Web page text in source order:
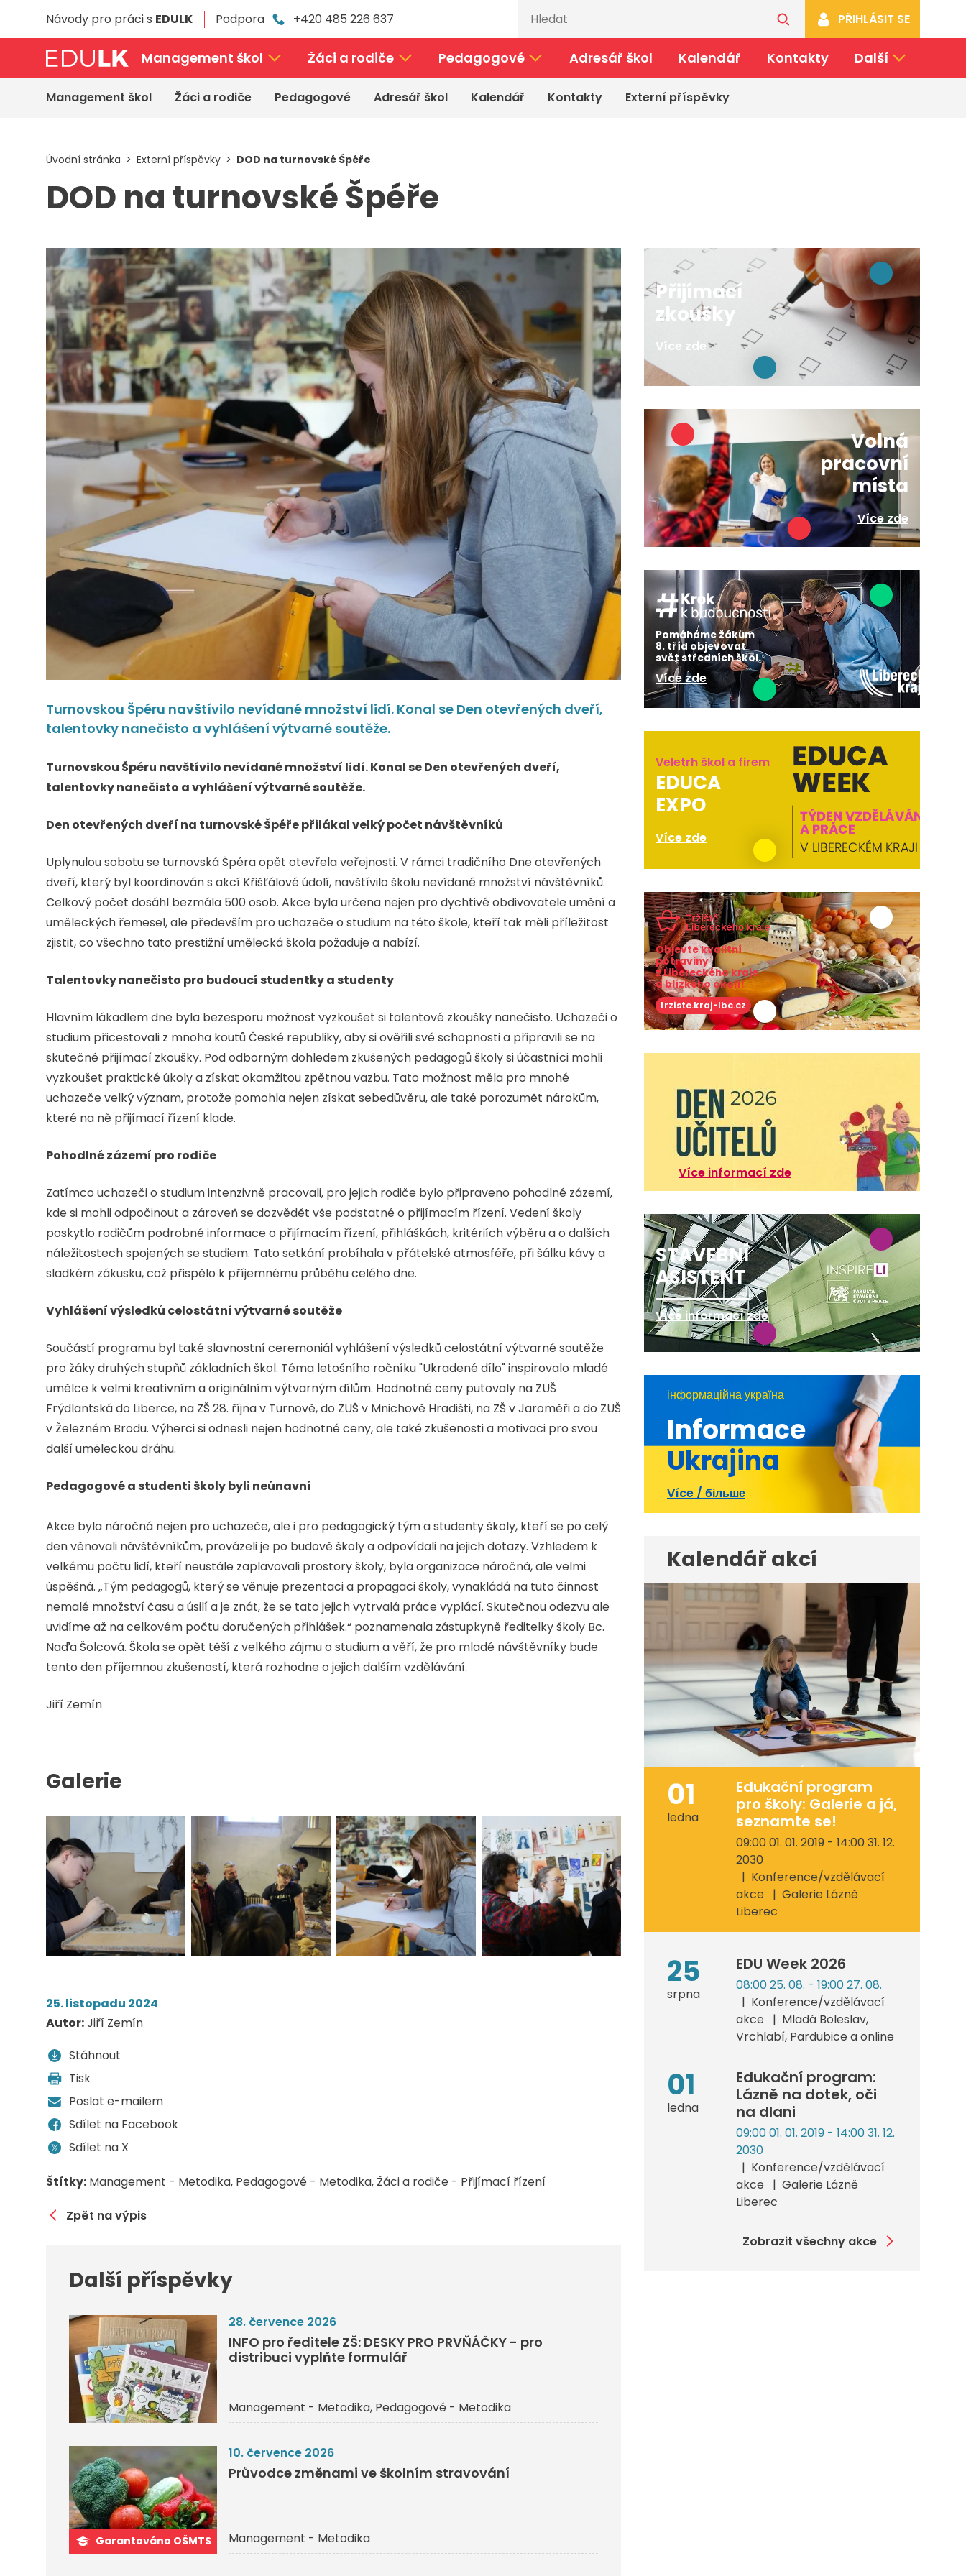
Návody pro práci s EDULK Podpora +420 485 226 637 PŘIHLÁSIT SE
Management škol Žáci a rodiče Pedagogové Adresář škol Kalendář Kontakty Další
Management škol Žáci a rodiče Pedagogové Adresář škol Kalendář Kontakty Externí příspěvky
Úvodní stránka Externí příspěvky DOD na turnovské Špéře
DOD na turnovské Špéře
Turnovskou Špéru navštívilo nevídané množství lidí. Konal se Den otevřených dveří,
talentovky nanečisto a vyhlášení výtvarné soutěže.
Turnovskou Špéru navštívilo nevídané množství lidí. Konal se Den otevřených dveří,
talentovky nanečisto a vyhlášení výtvarné soutěže.
Den otevřených dveří na turnovské Špéře přilákal velký počet návštěvníků
Uplynulou sobotu se turnovská Špéra opět otevřela veřejnosti. V rámci tradičního Dne otevřených
dveří, který byl koordinován s akcí Křišťálové údolí, navštívilo školu nevídané množství návštěvníků.
Celkový počet dosáhl bezmála 500 osob. Akce byla určena nejen pro dychtivé obdivovatele umění a
uměleckých řemesel, ale především pro uchazeče o studium na této škole, kteří tak měli příležitost
zjistit, co všechno tato prestižní umělecká škola požaduje a nabízí.
Talentovky nanečisto pro budoucí studentky a studenty
Hlavním lákadlem dne byla bezesporu možnost vyzkoušet si talentové zkoušky nanečisto. Uchazeči o
studium přicestovali z mnoha koutů České republiky, aby si ověřili své schopnosti a připravili se na
skutečné přijímací zkoušky. Pod odborným dohledem zkušených pedagogů školy si účastníci mohli
vyzkoušet praktické úkoly a získat okamžitou zpětnou vazbu. Tato možnost měla pro mnohé
uchazeče velký význam, protože pomohla nejen získat sebedůvěru, ale také porozumět nárokům,
které na ně přijímací řízení klade.
Pohodlné zázemí pro rodiče
Zatímco uchazeči o studium intenzivně pracovali, pro jejich rodiče bylo připraveno pohodlné zázemí,
kde si mohli odpočinout a zároveň se dozvědět vše podstatné o přijímacím řízení. Vedení školy
poskytlo rodičům podrobné informace o přijímacím řízení, přihláškách, kritériích výběru a o dalších
náležitostech spojených se studiem. Tato setkání probíhala v přátelské atmosféře, při šálku kávy a
sladkém zákusku, což přispělo k příjemnému průběhu celého dne.
Vyhlášení výsledků celostátní výtvarné soutěže
Součástí programu byl také slavnostní ceremoniál vyhlášení výsledků celostátní výtvarné soutěže
pro žáky druhých stupňů základních škol. Téma letošního ročníku "Ukradené dílo" inspirovalo mladé
umělce k velmi kreativním a originálním výtvarným dílům. Hodnotné ceny putovaly na ZUŠ
Frýdlantská do Liberce, na ZŠ 28. října v Turnově, do ZUŠ v Mnichově Hradišti, na ZŠ v Jaroměři a do ZUŠ
v Železném Brodu. Výherci si odnesli nejen hodnotné ceny, ale také zkušenosti a motivaci pro svou
další uměleckou dráhu.
Pedagogové a studenti školy byli neúnavní
Akce byla náročná nejen pro uchazeče, ale i pro pedagogický tým a studenty školy, kteří se po celý
den věnovali návštěvníkům, provázeli je po budově školy a odpovídali na jejich dotazy. Vzhledem k
velkému počtu lidí, kteří neustále zaplavovali prostory školy, byla organizace náročná, ale velmi
úspěšná. „Tým pedagogů, který se věnuje prezentaci a propagaci školy, vynakládá na tuto činnost
nemalé množství času a úsilí a je znát, že se tato jejich vytrvalá práce vyplácí. Skutečnou odezvu ale
uvidíme až na celkovém počtu doručených přihlášek.“ poznamenala zástupkyně ředitelky školy Bc.
Naďa Šolcová. Škola se opět těší z velkého zájmu o studium a věří, že pro mladé návštěvníky bude
tento den příjemnou zkušeností, která rozhodne o jejich dalším vzdělávání.
Jiří Zemín
Galerie
25. listopadu 2024
Autor:Jiří Zemín
Stáhnout
Tisk
Poslat e-mailem
Sdílet na Facebook
Sdílet na X
Štítky: Management - Metodika Pedagogové - Metodika Žáci a rodiče - Přijímací řízení
Zpět na výpis
Další příspěvky
28. července 2026
INFO pro ředitele ZŠ: DESKY PRO PRVŇÁČKY - pro
distribuci vyplňte formulář
Management - Metodika Pedagogové - Metodika
Garantováno OŠMTS
10. července 2026
Průvodce změnami ve školním stravování
Management - Metodika
Přijímací
zkoušky
Více zde
Volná
pracovní
místa
Více zde
Pomáháme žákům
8. tříd objevovat
svět středních škol.
Více zde
Veletrh škol a firem
EDUCA
EXPO
Více zde
Objevte kvalitní
potraviny
z Libereckého kraje
a blízkého okolí!
trziste.kraj-lbc.cz
Více informací zde
STAVEBNÍ
ASISTENT
Více informací zde
інформаційна україна
Informace
Ukrajina
Více / більше
Kalendář akcí
01
ledna
Edukační program
pro školy: Galerie a já,
seznamte se!
09:00 01. 01. 2019 - 14:00 31. 12.
2030
Konference/vzdělávací
akce
Galerie Lázně
Liberec
25
srpna
EDU Week 2026
08:00 25. 08. - 19:00 27. 08.
Konference/vzdělávací
akce
Mladá Boleslav,
Vrchlabí, Pardubice a online
01
ledna
Edukační program:
Lázně na dotek, oči
na dlani
09:00 01. 01. 2019 - 14:00 31. 12.
2030
Konference/vzdělávací
akce
Galerie Lázně
Liberec
Zobrazit všechny akce